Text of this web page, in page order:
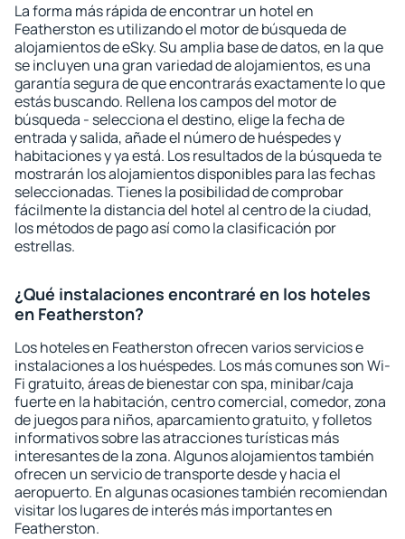
La forma más rápida de encontrar un hotel en
Featherston es utilizando el motor de búsqueda de
alojamientos de eSky. Su amplia base de datos, en la que
se incluyen una gran variedad de alojamientos, es una
garantía segura de que encontrarás exactamente lo que
estás buscando. Rellena los campos del motor de
búsqueda - selecciona el destino, elige la fecha de
entrada y salida, añade el número de huéspedes y
habitaciones y ya está. Los resultados de la búsqueda te
mostrarán los alojamientos disponibles para las fechas
seleccionadas. Tienes la posibilidad de comprobar
fácilmente la distancia del hotel al centro de la ciudad,
los métodos de pago así como la clasificación por
estrellas.
¿Qué instalaciones encontraré en los hoteles
en Featherston?
Los hoteles en Featherston ofrecen varios servicios e
instalaciones a los huéspedes. Los más comunes son Wi-
Fi gratuito, áreas de bienestar con spa, minibar/caja
fuerte en la habitación, centro comercial, comedor, zona
de juegos para niños, aparcamiento gratuito, y folletos
informativos sobre las atracciones turísticas más
interesantes de la zona. Algunos alojamientos también
ofrecen un servicio de transporte desde y hacia el
aeropuerto. En algunas ocasiones también recomiendan
visitar los lugares de interés más importantes en
Featherston.